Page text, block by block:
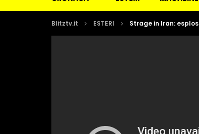
Blitztv.it ESTERI Strage in Iran: